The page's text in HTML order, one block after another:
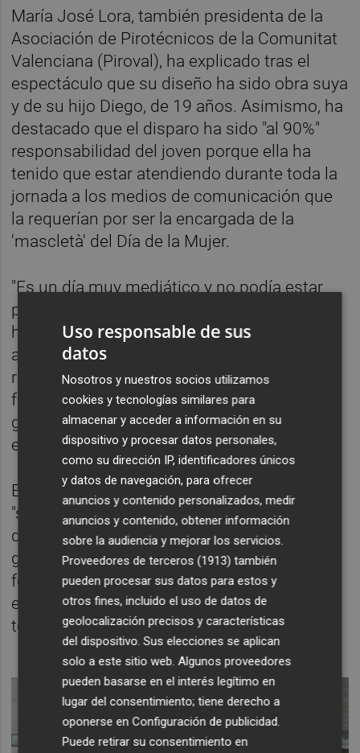
María José Lora, también presidenta de la
Asociación de Pirotécnicos de la Comunitat
Valenciana (Piroval), ha explicado tras el
espectáculo que su diseño ha sido obra suya
y de su hijo Diego, de 19 años. Asimismo, ha
destacado que el disparo ha sido "al 90%"
responsabilidad del joven porque ella ha
tenido que estar atendiendo durante toda la
jornada a los medios de comunicación que
la requerían por ser la encargada de la
'mascletà' del Día de la Mujer.
"Es un día muy mediático y no podía estar
pendiente del trabajo. El mérito es de Diego",
ha dicho Lora, que antes del disparo ha
asistido en el Ayuntamiento al acto de
reconocimiento a las 'Mujeres de la Fiesta'
fallera, en el que ha recibido uno de los
galardones en reconocimiento a su labor en
el sector de la pirotecnia.
El joven ha explicado que se ha encargado
"sobre todo del montaje, de la preparación
del eléctrico y de la coordinación de la
gente", a la vez que daba las gracias por las
felicitaciones recibidas y señalaba que
espera que la 'mascletà' haya "gustado a
todos".
Uso responsable de sus
datos
Nosotros y nuestros socios utilizamos
cookies y tecnologías similares para
almacenar y acceder a información en su
dispositivo y procesar datos personales,
como su dirección IP, identificadores únicos
y datos de navegación, para ofrecer
anuncios y contenido personalizados, medir
anuncios y contenido, obtener información
sobre la audiencia y mejorar los servicios.
Proveedores de terceros (1913) también
pueden procesar sus datos para estos y
otros fines, incluido el uso de datos de
geolocalización precisos y características
del dispositivo. Sus elecciones se aplican
solo a este sitio web. Algunos proveedores
pueden basarse en el interés legítimo en
lugar del consentimiento; tiene derecho a
oponerse enConfiguración de publicidad
Puede retirar su consentimiento en